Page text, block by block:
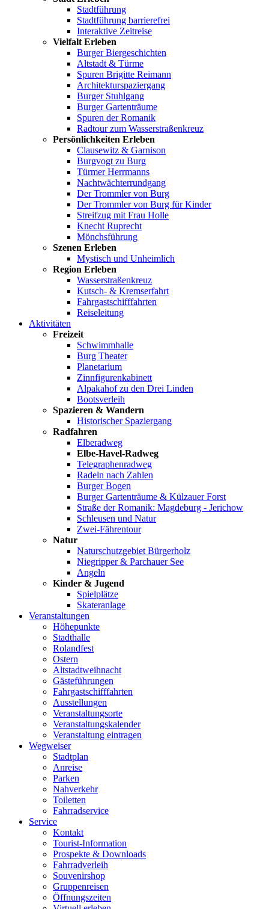
Stadtführung
Stadtführung barrierefrei
Interaktive Zeitreise
Vielfalt Erleben
Burger Biergeschichten
Altstadt & Türme
Spuren Brigitte Reimann
Architekturspaziergang
Burger Stuhlgang
Burger Gartenträume
Spuren der Romanik
Radtour zum Wasserstraßenkreuz
Persönlichkeiten Erleben
Clausewitz & Garnison
Burgvogt zu Burg
Türmer Herrmanns
Nachtwächterrundgang
Der Trommler von Burg
Der Trommler von Burg für Kinder
Streifzug mit Frau Holle
Knecht Ruprecht
Mönchsführung
Szenen Erleben
Mystisch und Unheimlich
Region Erleben
Wasserstraßenkreuz
Kutsch- & Kremserfahrt
Fahrgastschifffahrten
Reiseleitung
Aktivitäten
Freizeit
Schwimmhalle
Burg Theater
Planetarium
Zinnfigurenkabinett
Alpakahof zu den Drei Linden
Bootsverleih
Spazieren & Wandern
Historischer Spaziergang
Radfahren
Elberadweg
Elbe-Havel-Radweg
Telegraphenradweg
Radeln nach Zahlen
Burger Bogen
Burger Gartenträume & Külzauer Forst
Straße der Romanik: Magdeburg - Jerichow
Schleusen und Natur
Zwei-Fährentour
Natur
Naturschutzgebiet Bürgerholz
Niegripper & Parchauer See
Angeln
Kinder & Jugend
Spielplätze
Skateranlage
Veranstaltungen
Höhepunkte
Stadthalle
Rolandfest
Ostern
Altstadtweihnacht
Gästeführungen
Fahrgastschifffahrten
Ausstellungen
Veranstaltungsorte
Veranstaltungskalender
Veranstaltung eintragen
Wegweiser
Stadtplan
Anreise
Parken
Nahverkehr
Toiletten
Fahrradservice
Service
Kontakt
Tourist-Information
Prospekte & Downloads
Fahrradverleih
Souvenirshop
Gruppenreisen
Öffnungszeiten